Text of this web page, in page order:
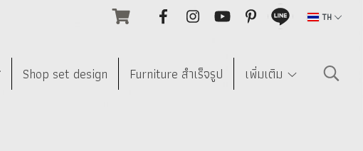
TH
Shop set design Furniture สำเร็จรูป เพิ่มเติม